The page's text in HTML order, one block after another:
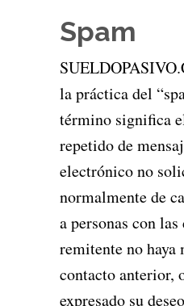
Spam
la práctica del
término significa
repetido de
electrónico no
normalmente de
a personas con las
remitente no
contacto anterior,
expresado su